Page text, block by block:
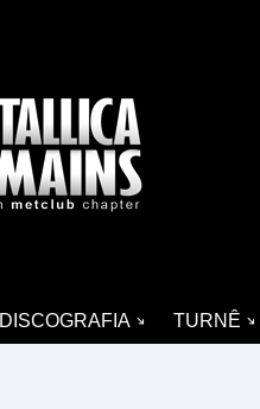
DISCOGRAFIA TURNÊ